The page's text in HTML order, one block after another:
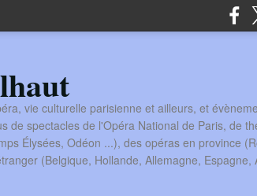
vie culturelle parisienne et ailleurs, et
de spectacles de l'Opéra National de Paris, de
Élysées, Odéon ...), des opéras en province
(Belgique, Hollande, Allemagne, Espagne,